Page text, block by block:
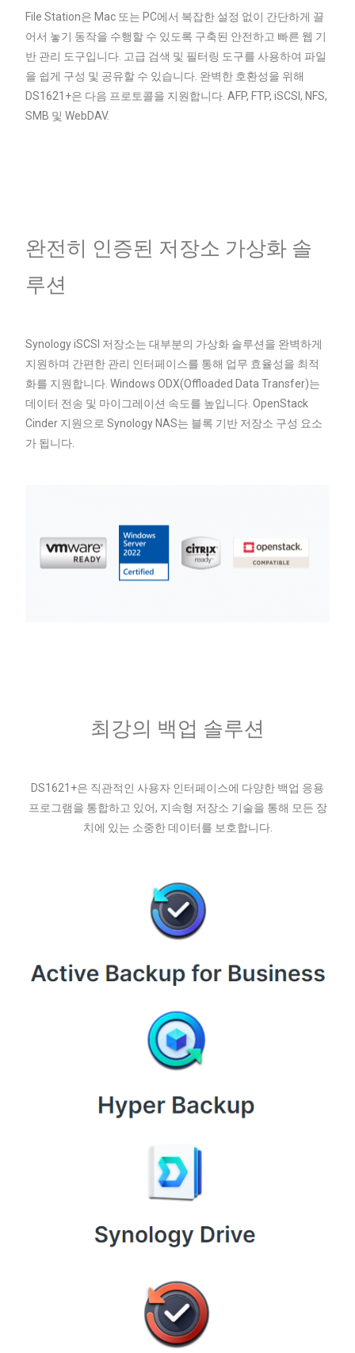
File Station은 Mac 또는 PC에서 복잡한 설정 없이 간단하게 끌
어서 놓기 동작을 수행할 수 있도록 구축된 안전하고 빠른 웹 기
반 관리 도구입니다. 고급 검색 및 필터링 도구를 사용하여 파일
을 쉽게 구성 및 공유할 수 있습니다. 완벽한 호환성을 위해
DS1621+은 다음 프로토콜을 지원합니다. AFP, FTP, iSCSl, NFS,
SMB 및 WebDAV.
완전히 인증된 저장소 가상화 솔
루션
Synology iSCSI 저장소는 대부분의 가상화 솔루션을 완벽하게
지원하며 간편한 관리 인터페이스를 통해 업무 효율성을 최적
화를 지원합니다. Windows ODX(Offloaded Data Transfer)는
데이터 전송 및 마이그레이션 속도를 높입니다. OpenStack
Cinder 지원으로 Synology NAS는 블록 기반 저장소 구성 요소
가 됩니다.
최강의 백업 솔루션
DS1621+은 직관적인 사용자 인터페이스에 다양한 백업 응용
프로그램을 통합하고 있어, 지속형 저장소 기술을 통해 모든 장
치에 있는 소중한 데이터를 보호합니다.